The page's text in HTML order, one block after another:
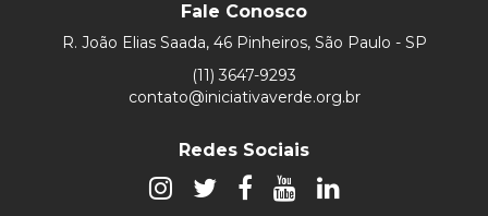
Fale Conosco
R. João Elias Saada, 46 Pinheiros, São Paulo - SP
(11) 3647-9293
contato@iniciativaverde.org.br
Redes Sociais